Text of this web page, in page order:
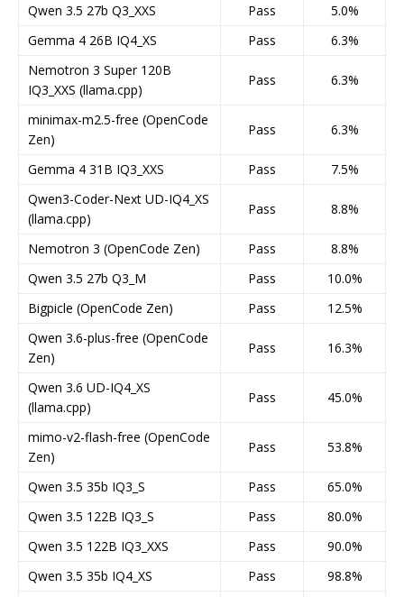
Qwen 3.5 27b Q3_XXS
Pass
5.0%
Gemma 4 26B IQ4_XS
Pass
6.3%
Nemotron 3 Super 120B
IQ3_XXS (llama.cpp)
Pass 6.3%
minimax-m2.5-free (OpenCode
Zen)
Pass 6.3%
Gemma 4 31B IQ3_XXS Pass
7.5%
Qwen3-Coder-Next UD-IQ4_XS
(llama.cpp)
Pass 8.8%
Nemotron 3 (OpenCode Zen) Pass
8.8%
Qwen 3.5 27b Q3_M
Pass
10.0%
Bigpicle (OpenCode Zen)
Pass
12.5%
Qwen 3.6-plus-free (OpenCode
Zen)
Pass 16.3%
Qwen 3.6 UD-IQ4_XS
(llama.cpp)
Pass 45.0%
mimo-v2-flash-free (OpenCode
Zen)
Pass 53.8%
Qwen 3.5 35b IQ3_S Pass
65.0%
Qwen 3.5 122B IQ3_S
Pass
80.0%
Qwen 3.5 122B IQ3_XXS
Pass
90.0%
Qwen 3.5 35b IQ4_XS
Pass
98.8%